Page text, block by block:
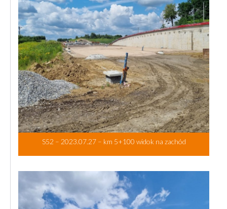
S52 – 2023.07.27 – km 5+100 widok na zachód